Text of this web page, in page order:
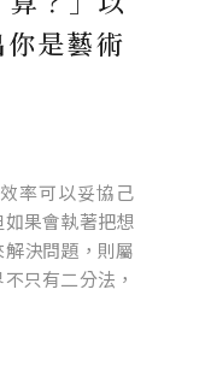
是藝術
率可以妥協己
果會執著把想
決問題，則屬
只有二分法，